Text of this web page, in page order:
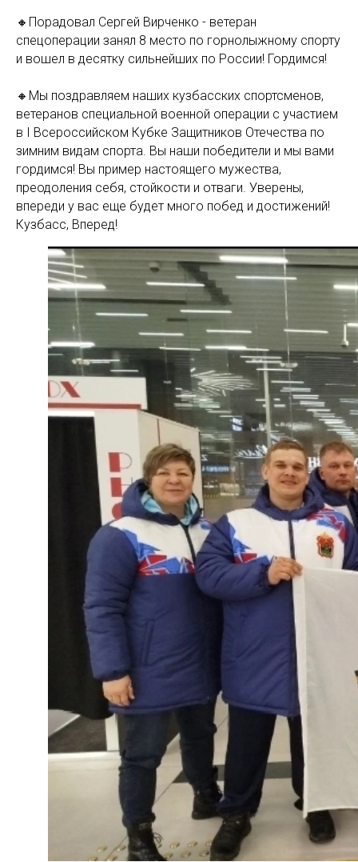
🔸Порадовал Сергей Вирченко - ветеран
спецоперации занял 8 место по горнолыжному спорту
и вошел в десятку сильнейших по России! Гордимся!
🔸Мы поздравляем наших кузбасских спортсменов,
ветеранов специальной военной операции с участием
в I Всероссийском Кубке Защитников Отечества по
зимним видам спорта. Вы наши победители и мы вами
гордимся! Вы пример настоящего мужества,
преодоления себя, стойкости и отваги. Уверены,
впереди у вас еще будет много побед и достижений!
Кузбасс, Вперед!